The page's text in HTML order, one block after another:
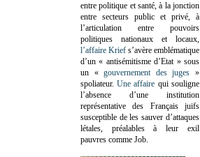
entre politique et santé, à la jonction
entre secteurs public et privé, à
l’articulation entre pouvoirs
politiques nationaux et locaux,
l’affaire Krief s’avère emblématique
d’un « antisémitisme d’Etat » sous
un «gouvernement des juges »
spoliateur.Une affaire qui souligne
l’absence d’une institution
représentative des Français juifs
susceptible de les sauver d’attaques
létales, préalables à leur exil
pauvres comme Job.